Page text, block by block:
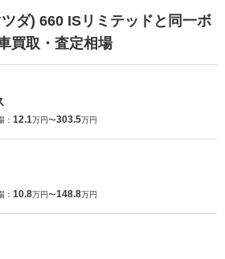
ダ) 660 ISリミテッドと同一ボ
買取・査定相場
： 12.1万円〜303.5万円
： 10.8万円〜148.8万円